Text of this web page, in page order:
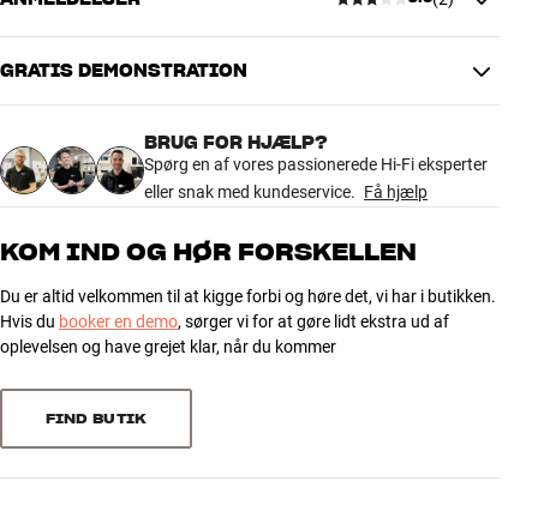
DIMENSIONER OG DESIGN
Farve
Sort
Vægt (kg)
Mål (emballage)
dybde)
GENERELLE EGENSKABER
Low-noise on/off switch
Pose til mikrofonen medfølger
3.0
2 anmeldelser
3 0
2
Sorter efter
GRATIS DEMONSTRATION
BRUG FOR HJÆLP?
Spørg en af vores passionerede Hi-Fi eksperter
eller snak med kundeservice. Få hjælp
KOM IND OG HØR FORSKELLEN
Du er altid velkommen til at kigge forbi og høre det, vi har i butikken.
Hvis du booker en demo, sørger vi for at gøre lidt ekstra ud af
oplevelsen og have grejet klar, når du kommer
FIND BUTIK